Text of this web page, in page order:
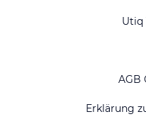
Utiq
AGB
Erklärung